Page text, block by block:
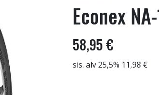
Econex
58,95 €
sis. alv 25,5% 11,98 €